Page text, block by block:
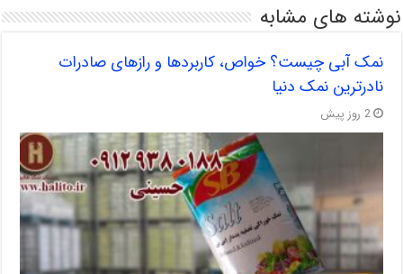
نوشته های مشابه
نمک آبی چیست؟ خواص، کاربردها و رازهای صادرات
نادرترین نمک دنیا
2 روز پیش